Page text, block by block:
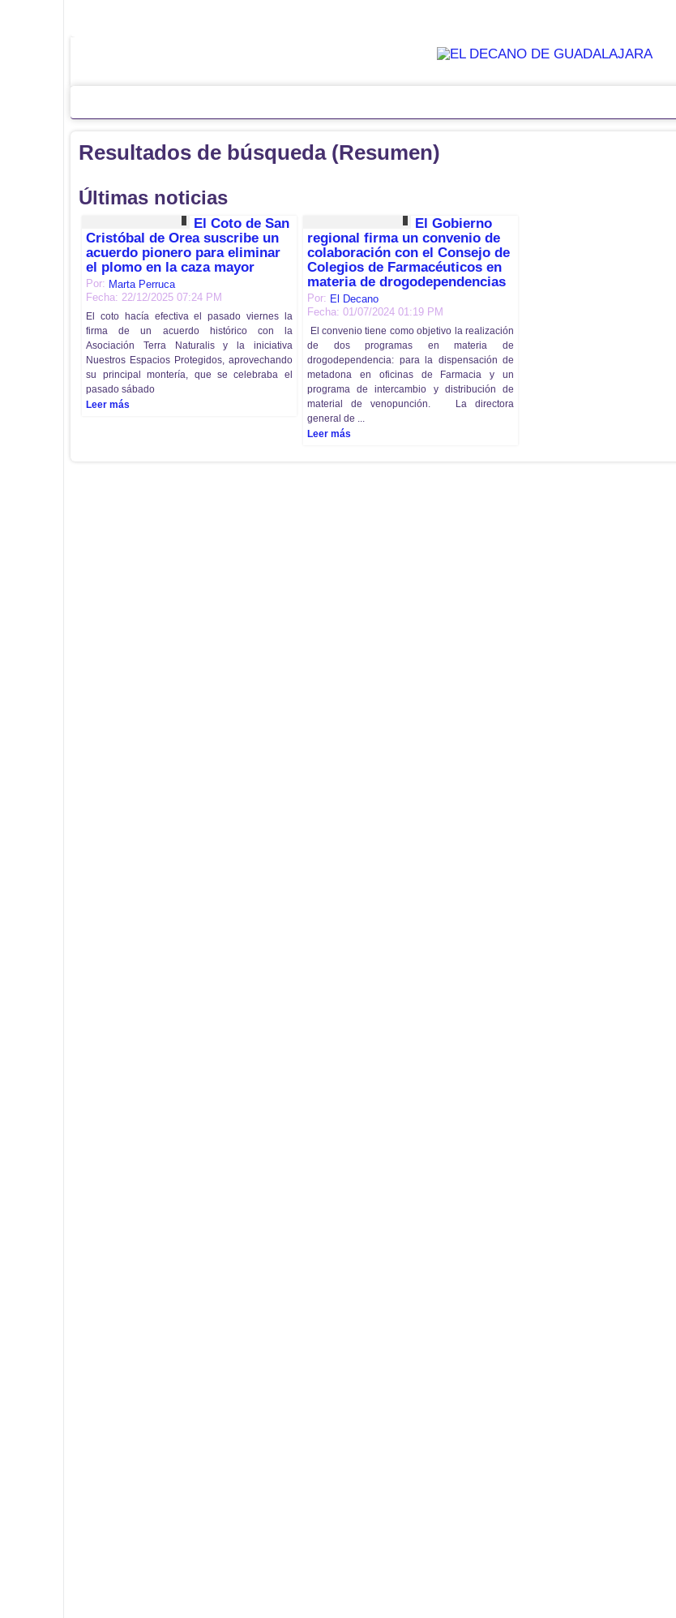
Resultados de búsqueda (Resumen)
Últimas noticias
El Coto de San
Cristóbal de Orea suscribe un
acuerdo pionero para eliminar
el plomo en la caza mayor
Por: Marta Perruca
Fecha: 22/12/2025 07:24 PM
El coto hacía efectiva el pasado viernes la
firma de un acuerdo histórico con la
Asociación Terra Naturalis y la iniciativa
Nuestros Espacios Protegidos, aprovechando
su principal montería, que se celebraba el
pasado sábado
Leer más
El Gobierno
regional firma un convenio de
colaboración con el Consejo de
Colegios de Farmacéuticos en
materia de drogodependencias
Por: El Decano
Fecha: 01/07/2024 01:19 PM
El convenio tiene como objetivo la realización
de dos programas en materia de
drogodependencia: para la dispensación de
metadona en oficinas de Farmacia y un
programa de intercambio y distribución de
material de venopunción. La directora
general de ...
Leer más